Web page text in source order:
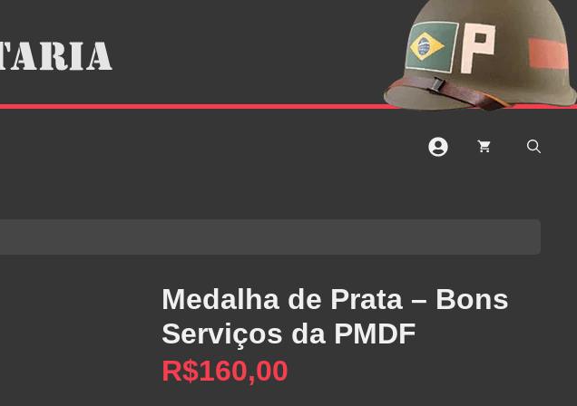
Medalha de Prata – Bons
Serviços da PMDF
R$160,00